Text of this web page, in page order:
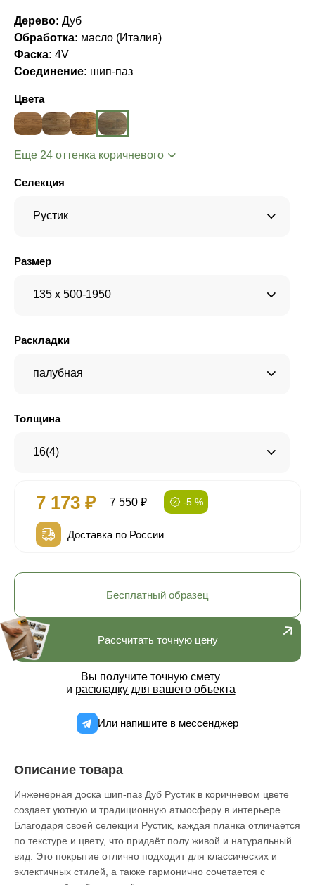
Дерево: Дуб
Обработка: масло (Италия)
Фаска: 4V
Соединение: шип-паз
Цвета
Еще 24 оттенка коричневого
Селекция
Рустик
Размер
135 x 500-1950
Раскладки
палубная
Толщина
16(4)
7 173 ₽ 7 550 ₽ -5 %
Доставка по России
Рассчитать точную цену
Вы получите точную смету
и раскладку для вашего объекта
Или напишите в мессенджер
Бесплатный образец
Описание товара
Инженерная доска шип-паз Дуб Рустик в коричневом цвете
создает уютную и традиционную атмосферу в интерьере.
Благодаря своей селекции Рустик, каждая планка отличается
по текстуре и цвету, что придаёт полу живой и натуральный
вид. Это покрытие отлично подходит для классических и
эклектичных стилей, а также гармонично сочетается с